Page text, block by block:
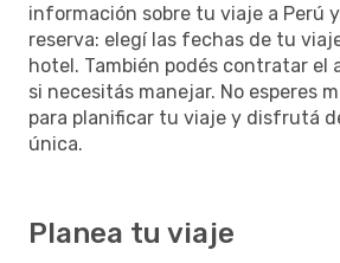
información sobre tu viaje a Perú
reserva: elegí las fechas de tu
hotel. También podés contratar el
si necesitás manejar. No esperes
para planificar tu viaje y disfrutá
única.
Planea tu viaje